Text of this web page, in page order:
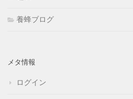
養蜂ブログ
メタ情報
ログイン